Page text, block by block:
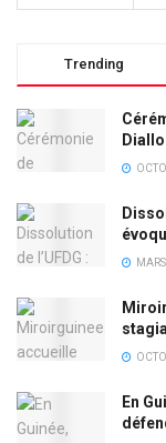
Trending
En